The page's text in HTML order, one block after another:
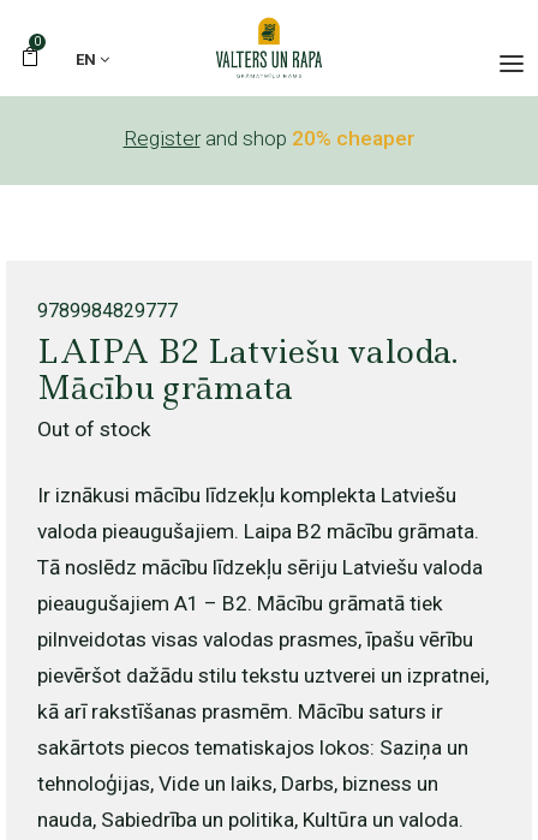
0
EN
Register and shop 20% cheaper
9789984829777
LAIPA B2 Latviešu valoda.
Mācību grāmata
Out of stock
Ir iznākusi mācību līdzekļu komplekta Latviešu
valoda pieaugušajiem. Laipa B2 mācību grāmata.
Tā noslēdz mācību līdzekļu sēriju Latviešu valoda
pieaugušajiem A1 – B2. Mācību grāmatā tiek
pilnveidotas visas valodas prasmes, īpašu vērību
pievēršot dažādu stilu tekstu uztverei un izpratnei,
kā arī rakstīšanas prasmēm. Mācību saturs ir
sakārtots piecos tematiskajos lokos: Saziņa un
tehnoloģijas, Vide un laiks, Darbs, bizness un
nauda, Sabiedrība un politika, Kultūra un valoda.